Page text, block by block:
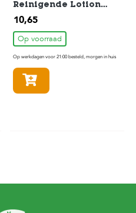
Reinigende Lotion
Ogen 100ml
10,65
Op voorraad
Op werkdagen voor 21:00 besteld, morgen in huis